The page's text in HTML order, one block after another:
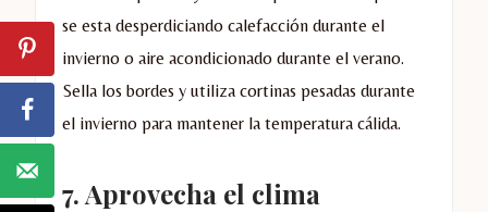
se esta desperdiciando calefacción durante el
invierno o aire acondicionado durante el verano.
Sella los bordes y utiliza cortinas pesadas durante
el invierno para mantener la temperatura cálida.
7. Aprovecha el clima